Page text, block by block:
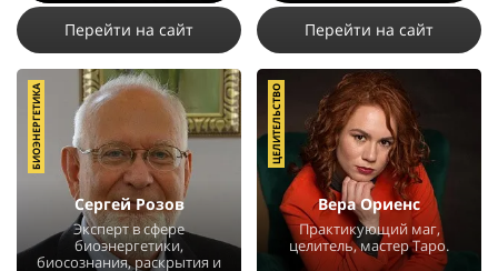
Перейти на сайт Перейти на сайт
Сергей Розов
Эксперт в сфере
биоэнергетики,
биосознания, раскрытия и
БИОЭНЕРГЕТИКА
Вера Ориенс
Практикующий маг,
целитель, мастер Таро.
ЦЕЛИТЕЛЬСТВО